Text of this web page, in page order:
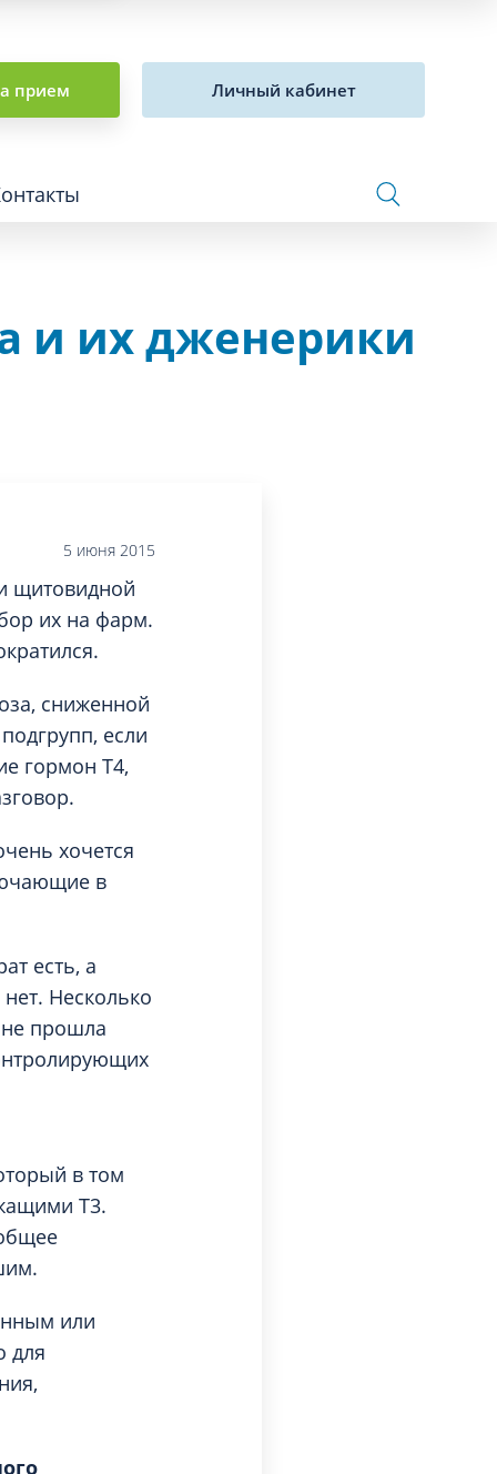
прием Личный кабинет
Сосудистая хирургия и флебология
спортивная медицина
Травматология
Трихология
Физиотерапия
и их дженерики
5 июня 2015
щитовидной
их на фарм.
сниженной
если
гормон Т4,
хочется
в
есть, а
Несколько
не прошла
в том
Т3.
или
для